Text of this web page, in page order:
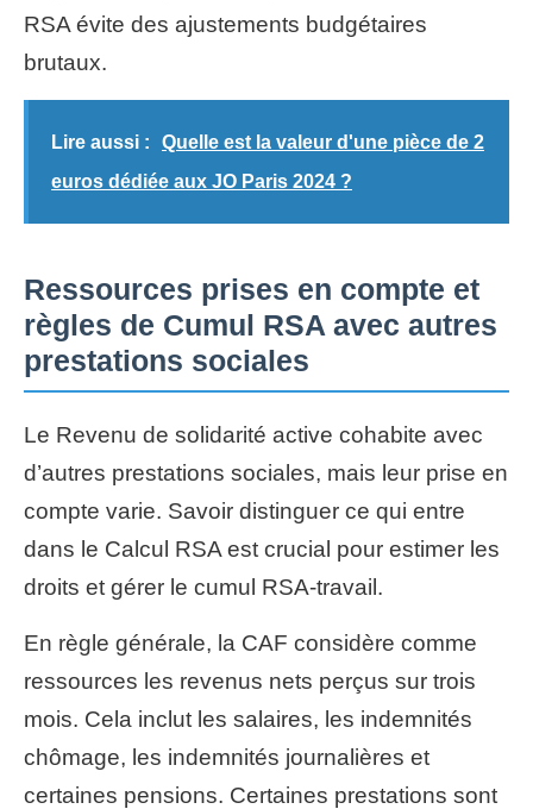
RSA évite des ajustements budgétaires
brutaux.
Lire aussi :
Quelle est la valeur d'une pièce de 2
euros dédiée aux JO Paris 2024 ?
Ressources prises en compte et
règles de Cumul RSA avec autres
prestations sociales
Le Revenu de solidarité active cohabite avec
d’autres prestations sociales, mais leur prise en
compte varie. Savoir distinguer ce qui entre
dans le Calcul RSA est crucial pour estimer les
droits et gérer le cumul RSA-travail.
En règle générale, la CAF considère comme
ressources les revenus nets perçus sur trois
mois. Cela inclut les salaires, les indemnités
chômage, les indemnités journalières et
certaines pensions. Certaines prestations sont